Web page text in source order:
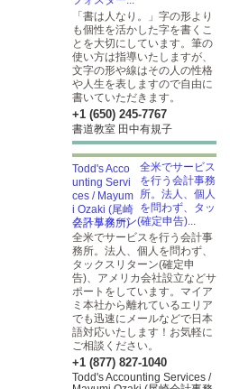
「書は人なり。」字の形より
も個性を活かした字を書くこ
とを大切にしています。筆の
使い方は指導いたしますが、
文字の形や線はその人の性格
や人生を表しますので自由に
書いていただきます。
+1 (650) 245-7767
書道教室 田中有規子
全米でサービス
を行う会計事務
所。法人、個人
を問わず、タッ
クスリターン(確定申告)...
全米でサービスを行う会計事
務所。法人、個人を問わず、
タックスリターン(確定申
告)、アメリカ会社設立などサ
ポートをしています。マイア
ミ本社から離れているエリア
でも迅速にメールなどで日本
語対応いたします！お気軽に
ご相談ください。
+1 (877) 827-1040
Todd's Accounting Services /